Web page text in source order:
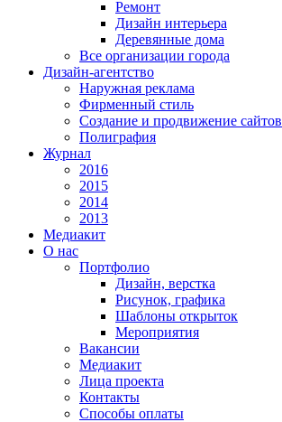
Ремонт
Дизайн интерьера
Деревянные дома
Все организации города
Дизайн-агентство
Наружная реклама
Фирменный стиль
Создание и продвижение сайтов
Полиграфия
Журнал
2016
2015
2014
2013
Медиакит
О нас
Портфолио
Дизайн, верстка
Рисунок, графика
Шаблоны открыток
Мероприятия
Вакансии
Медиакит
Лица проекта
Контакты
Способы оплаты